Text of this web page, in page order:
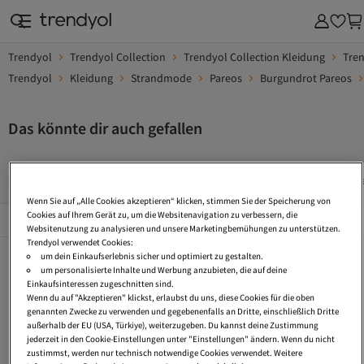
Trendyol Trendyol Collection Trendyol Collection Kleidung
Trendyol
Kleidung Strandmode Pareos Burgundrot Pareos
Das könnte dir auch gefallen
Beliebte Seiten Alles Sehen
Pareo Kurz Strand Pareos
Pareo Große Größen
Pareo 200X200
Ethno Decke
Strandkleid Mit FransenKimono Chiffon
Oversized Parkas
Chiffon Kaftan
Strandkleider Gestreift Strand Röcke
Wenn Sie auf „Alle Cookies akzeptieren“ klicken, stimmen Sie der Speicherung von
Cookies auf Ihrem Gerät zu, um die Websitenavigation zu verbessern, die
Websitenutzung zu analysieren und unsere Marketingbemühungen zu unterstützen.
Trendyol verwendet Cookies:
um dein Einkaufserlebnis sicher und optimiert zu gestalten.
um personalisierte Inhalte und Werbung anzubieten, die auf deine
Einkaufsinteressen zugeschnitten sind.
Wenn du auf "Akzeptieren" klickst, erlaubst du uns, diese Cookies für die oben
genannten Zwecke zu verwenden und gegebenenfalls an Dritte, einschließlich Dritte
außerhalb der EU (USA, Türkiye), weiterzugeben. Du kannst deine Zustimmung
jederzeit in den Cookie-Einstellungen unter "Einstellungen" ändern. Wenn du nicht
zustimmst, werden nur technisch notwendige Cookies verwendet. Weitere